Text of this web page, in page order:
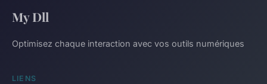
My Dll
Optimisez chaque interaction avec vos outils numériques
LIENS